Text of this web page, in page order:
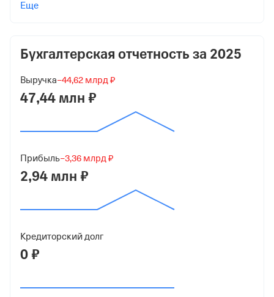
Шнягин Владимир Леонидович
Форма
Дата регистрации
Краткое название
Юридический адрес
650907, г Кемерово, ул Спасательная, зд 59
4205307569
ОГРН
от 27 апреля 2015
Еще
Бухгалтерская отчетность за 2025
Выручка−44,62 млрд ₽
47,44 млн ₽
Прибыль−3,36 млрд ₽
2,94 млн ₽
Кредиторский долг
0 ₽